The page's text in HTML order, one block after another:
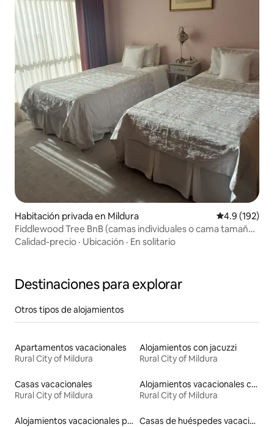
Habitación privada en Mildura Calificación
4.9 (192)
Fiddlewood Tree BnB (camas individuales o cama tamaño
king)
Calidad-precio · Ubicación · En solitario
Destinaciones para explorar
Otros tipos de alojamientos
Apartamentos vacacionales
Rural City of Mildura
Alojamientos con jacuzzi
Rural City of Mildura
Casas vacacionales
Rural City of Mildura
Alojamientos vacacionales con piscina
Rural City of Mildura
Alojamientos vacacionales para familias
Casas de huéspedes vacacionales